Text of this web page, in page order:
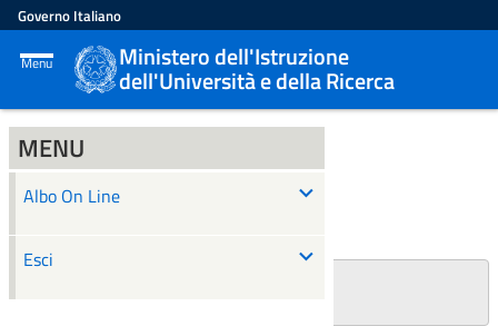
Governo Italiano
Menu Ministero dell'Istruzione
dell'Università e della Ricerca
MENU
Albo On Line
Esci
ALBO ON LINE
Ricerca